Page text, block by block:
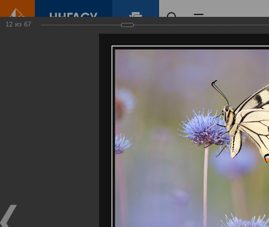
Галерея
Артемовские луга – жемчужина Нижегородского Поволжья
Фотогалерея
12 из 67